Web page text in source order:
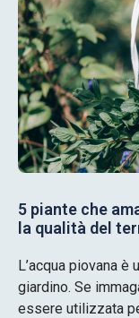
5 piante che
la qualità del
L’acqua piovana
giardino. Se
essere utilizzata